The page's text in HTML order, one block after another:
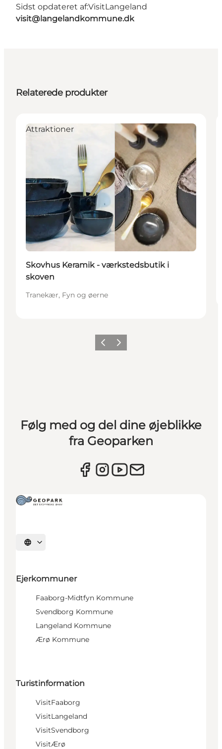
Sidst opdateret af:VisitLangeland
visit@langelandkommune.dk
Relaterede produkter
Attraktioner
Skovhus Keramik - værkstedsbutik i
skoven
Tranekær, Fyn og øerne
ForrigeNæste
Følg med og del dine øjeblikke
fra Geoparken
Vælg sprog
Ejerkommuner
Faaborg-Midtfyn Kommune
Svendborg Kommune
Langeland Kommune
Ærø Kommune
Turistinformation
VisitFaaborg
VisitLangeland
VisitSvendborg
VisitÆrø